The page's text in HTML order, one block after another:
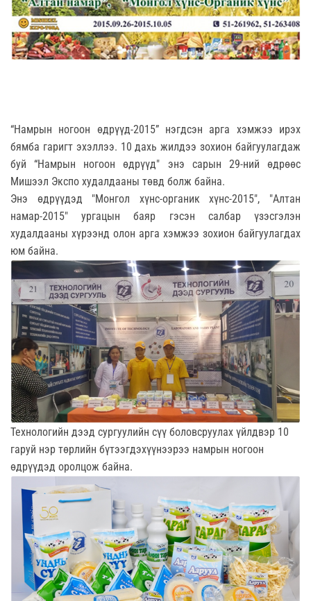
“Намрын ногоон өдрүүд-2015” нэгдсэн арга хэмжээ ирэх
бямба гаригт эхэллээ. 10 дахь жилдээ зохион байгуулагдаж
буй “Намрын ногоон өдрүүд" энэ сарын 29-ний өдрөөс
Мишээл Экспо худалдааны төвд болж байна.
Энэ өдрүүдэд "Монгол хүнс-органик хүнс-2015", "Алтан
намар-2015" ургацын баяр гэсэн салбар үзэсгэлэн
худалдааны хүрээнд олон арга хэмжээ зохион байгуулагдах
юм байна.
Технологийн дээд сургуулийн сүү боловсруулах үйлдвэр 10
гаруй нэр төрлийн бүтээгдэхүүнээрээ намрын ногоон
өдрүүдэд оролцож байна.